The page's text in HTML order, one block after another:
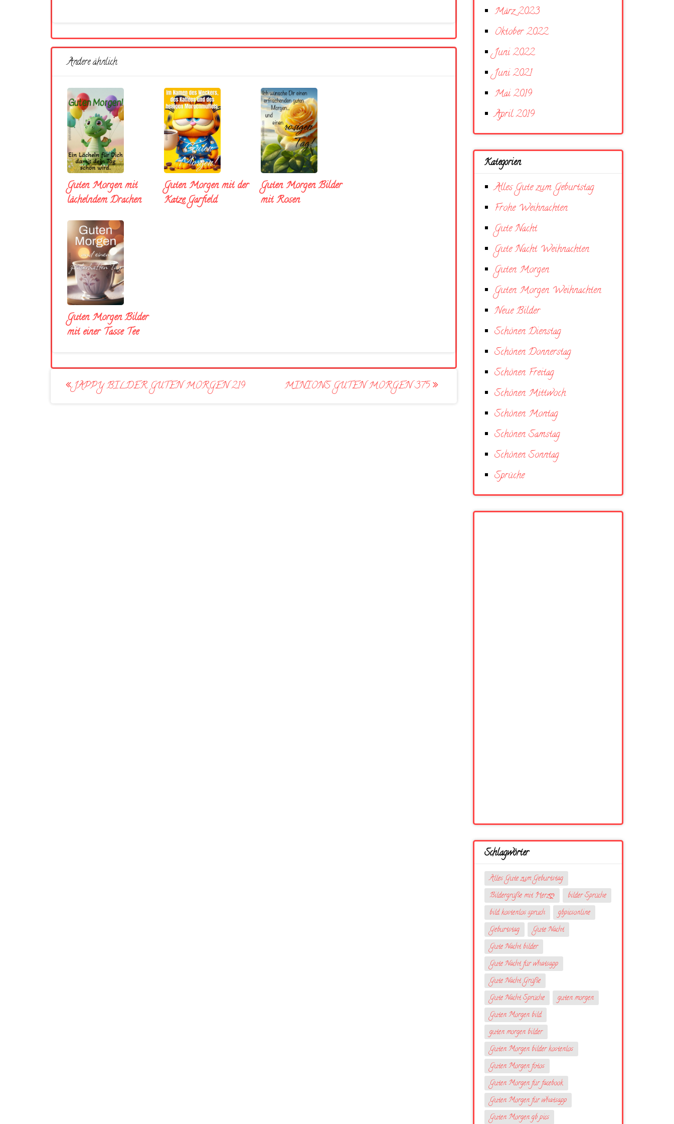
Andere ähnlich
Guten Morgen mit
lächelndem Drachen
Guten Morgen mit der
Katze Garfield
Guten Morgen Bilder
mit Rosen
Guten Morgen Bilder
mit einer Tasse Tee
Post
navigation
JAPPY BILDER GUTEN MORGEN 219 MINIONS GUTEN MORGEN 375
März 2023
Oktober 2022
Juni 2022
Juni 2021
Mai 2019
April 2019
Kategorien
Alles Gute zum Geburtstag
Frohe Weihnachten
Gute Nacht
Gute Nacht Weihnachten
Guten Morgen
Guten Morgen Weihnachten
Neue Bilder
Schönen Dienstag
Schönen Donnerstag
Schönen Freitag
Schönen Mittwoch
Schönen Montag
Schönen Samstag
Schönen Sonntag
Sprüche
Schlagwörter
Alles Gute zum Geburtstag
Bildergrüße mit Herzღ
bilder Sprüche
bild kostenlos spruch
gbpicsonline
Geburtstag
Gute Nacht
Gute Nacht bilder
Gute Nacht für whatsapp
Gute Nacht Grüße
Gute Nacht Sprüche
guten morgen
Guten Morgen bild
guten morgen bilder
Guten Morgen bilder kostenlos
Guten Morgen fotos
Guten Morgen für facebook
Guten Morgen für whatsapp
Guten Morgen gb pics